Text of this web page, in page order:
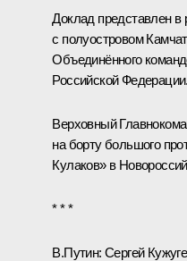
Доклад представлен
с полуостровом
Объединённого
Российской Федерации.
Верховный
на борту большого
Кулаков» в
* * *
В.Путин: Сергей